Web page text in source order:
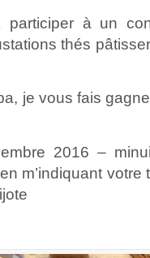
participer à un
thés
je vous fais
2016 –
m’indiquant